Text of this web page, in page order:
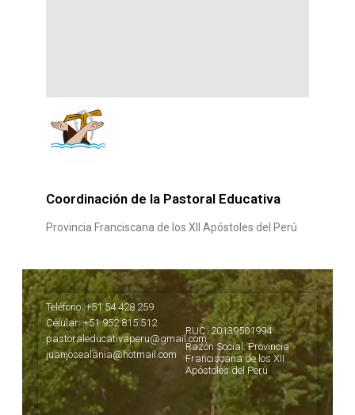
Coordinación de la Pastoral Educativa
Provincia Franciscana de los XII Apóstoles del Perú
Teléfono: +51 54 428 259
Célular: +51 952 815 512
pastoraleducativaperu@gmail.com
juanjosealania@hotmail.com
RUC: 20139501994
Razón Social: Provincia
Franciscana de los XII
Apóstoles del Perú